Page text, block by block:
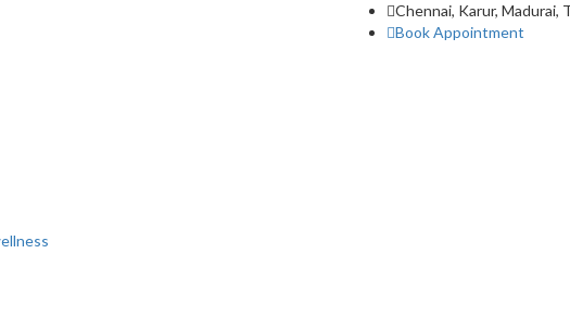
Chennai, Karur, Madurai,
Book Appointment